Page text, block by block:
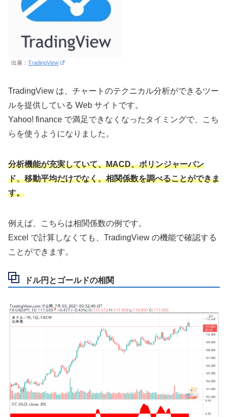
出展： TradingView
TradingView は、チャートのテクニカル分析ができるツー
ルを提供している Web サイトです。
Yahoo! finance で満足できなくなったタイミングで、こち
らを使うようになりました。
分析機能が充実していて、MACD、ボリンジャーバン
ド、移動平均だけでなく、相関係数を調べることができま
す。
例えば、こちらは相関係数の例です。
Excel で計算しなくても、TradingView の機能で確認する
ことができます。
ドル円とゴールドの相関